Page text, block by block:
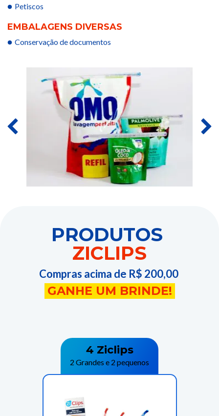
Petiscos
EMBALAGENS DIVERSAS
Conservação de documentos
PRODUTOS
ZICLIPS
Compras acima de R$ 200,00
GANHE UM BRINDE!
4 Ziclips
2 Grandes e 2 pequenos